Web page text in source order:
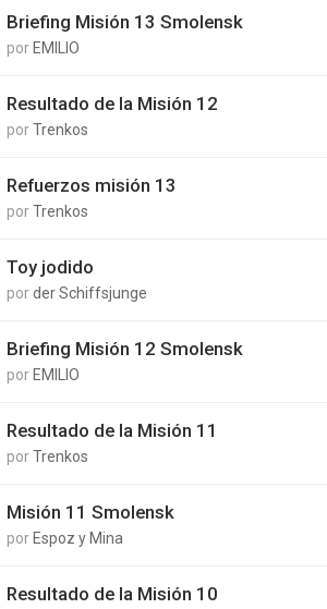
Briefing Misión 13 Smolensk
por EMILIO
Resultado de la Misión 12
porTrenkos
Refuerzos misión 13
porTrenkos
Toy jodido
porder Schiffsjunge
Briefing Misión 12 Smolensk
por EMILIO
Resultado de la Misión 11
porTrenkos
Misión 11 Smolensk
por Espoz y Mina
Resultado de la Misión 10